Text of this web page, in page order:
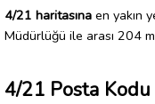
4/21 haritasına en yakın
Müdürlüğü ile arası 204
4/21 Posta